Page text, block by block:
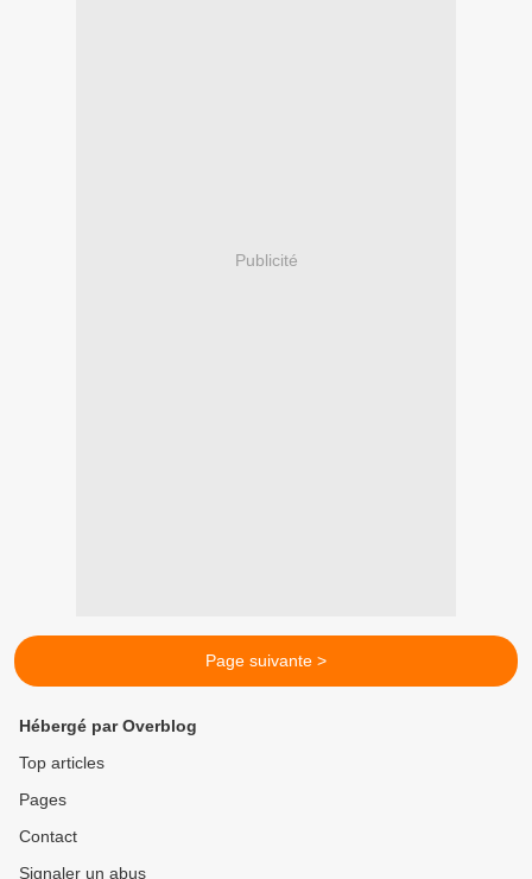
Publicité
Page suivante >
Hébergé par Overblog
Top articles
Pages
Contact
Signaler un abus